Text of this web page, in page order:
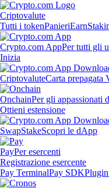
Criptovalute
Tutti i tokenPanieriEarn
Crypto.com AppPer tutti gli
Inizia
CriptovaluteCarta prepagata
OnchainPer gli appassionati
Ottieni estensione
SwapStakeScopri le dApp
PayPer esercenti
Registrazione esercente
Pay TerminalPay SDK